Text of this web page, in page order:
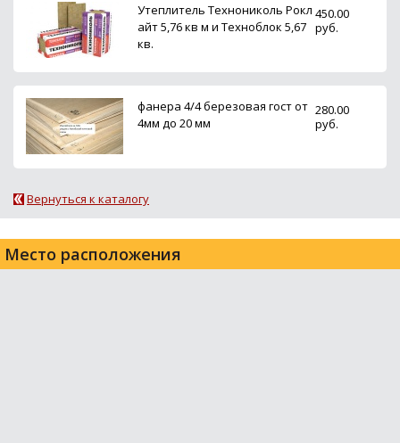
Утеплитель Технониколь Рокл
айт 5,76 кв м и Техноблок 5,67
кв.
450.00
руб.
фанера 4/4 березовая гост от
4мм до 20 мм
280.00
руб.
Вернуться к каталогу
Место расположения